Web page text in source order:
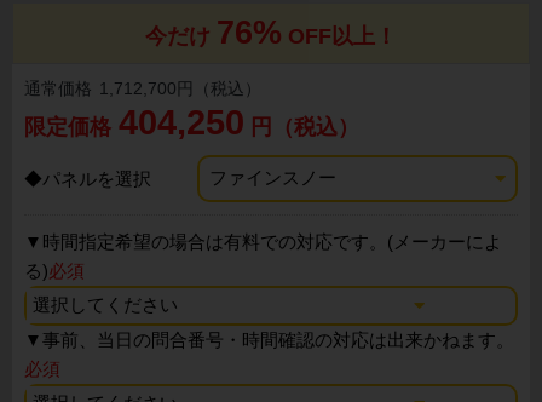
今だけ 76% OFF以上！
通常価格 1,712,700円（税込）
限定価格 404,250 円（税込）
◆パネルを選択
▼ 時間指定希望の場合は有料での対応です。(メーカーによ
る)必須
▼事前、当日の問合番号・時間確認の対応は出来かねます。
必須